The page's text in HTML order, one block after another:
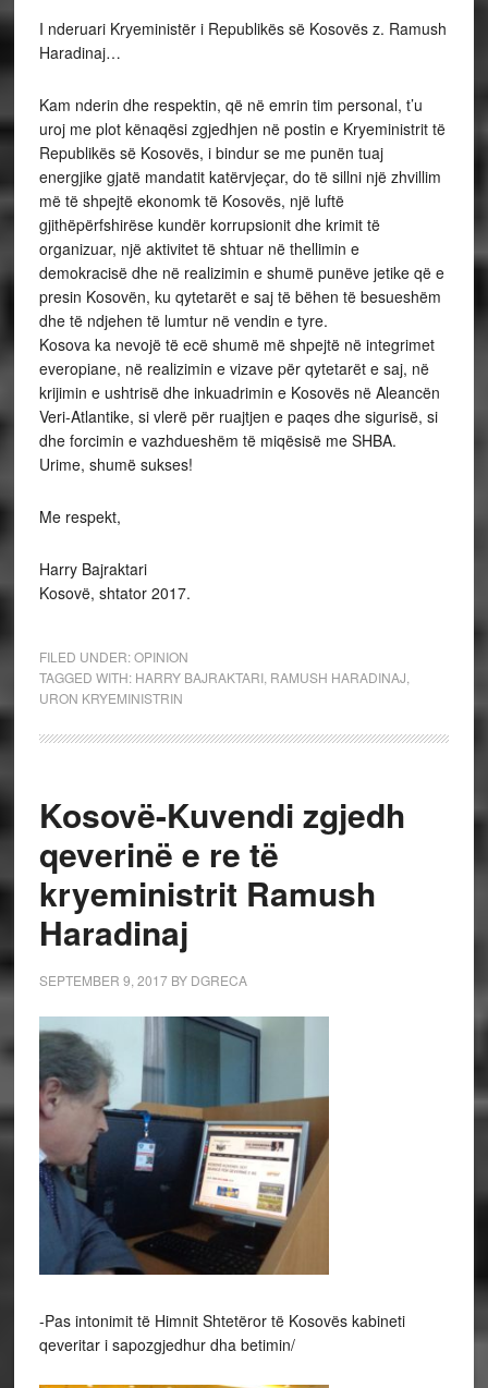
I nderuari Kryeministër i Republikës së Kosovës z. Ramush
Haradinaj…
Kam nderin dhe respektin, që në emrin tim personal, t’u
uroj me plot kënaqësi zgjedhjen në postin e Kryeministrit të
Republikës së Kosovës, i bindur se me punën tuaj
energjike gjatë mandatit katërvjeçar, do të sillni një zhvillim
më të shpejtë ekonomk të Kosovës, një luftë
gjithëpërfshirëse kundër korrupsionit dhe krimit të
organizuar, një aktivitet të shtuar në thellimin e
demokracisë dhe në realizimin e shumë punëve jetike që e
presin Kosovën, ku qytetarët e saj të bëhen të besueshëm
dhe të ndjehen të lumtur në vendin e tyre.
Kosova ka nevojë të ecë shumë më shpejtë në integrimet
everopiane, në realizimin e vizave për qytetarët e saj, në
krijimin e ushtrisë dhe inkuadrimin e Kosovës në Aleancën
Veri-Atlantike, si vlerë për ruajtjen e paqes dhe sigurisë, si
dhe forcimin e vazhdueshëm të miqësisë me SHBA.
Urime, shumë sukses!
Me respekt,
Harry Bajraktari
Kosovë, shtator 2017.
FILED UNDER:OPINION
TAGGED WITH: HARRY BAJRAKTARI, RAMUSH HARADINAJ
URON KRYEMINISTRIN
Kosovë-Kuvendi zgjedh
qeverinë e re të
kryeministrit Ramush
Haradinaj
SEPTEMBER 9, 2017BY DGRECA
-Pas intonimit të Himnit Shtetëror të Kosovës kabineti
qeveritar i sapozgjedhur dha betimin/